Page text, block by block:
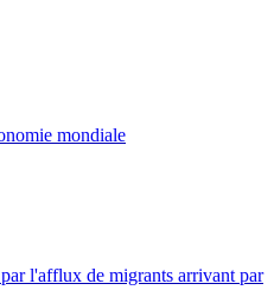
mondiale
l'afflux de migrants arrivant par